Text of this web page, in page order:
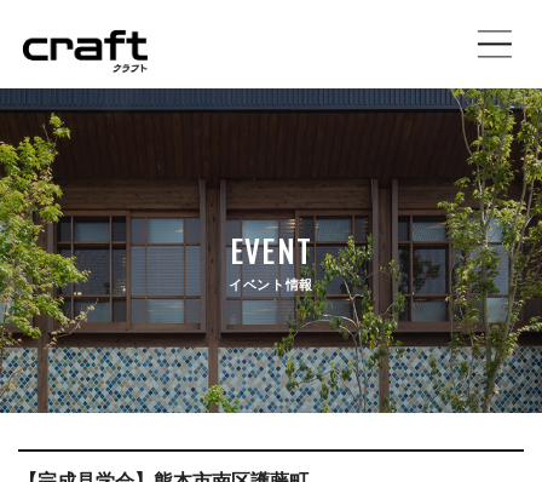
施工事例
イベント情報
土地情報
craftの家づくり
注文住宅
EVENT
イベント情報